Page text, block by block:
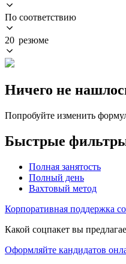
По соответствию
20 резюме
Ничего не
Попробуйте изменить
Быстрые
Полная занятость
Полный день
Вахтовый метод
Корпоративная поддержка
Какой соцпакет вы
Оформляйте кандидатов